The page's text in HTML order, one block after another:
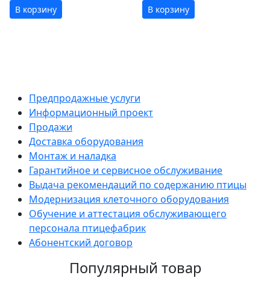
В корзину В корзину
Предпродажные услуги
Информационный проект
Продажи
Доставка оборудования
Монтаж и наладка
Гарантийное и сервисное обслуживание
Выдача рекомендаций по содержанию птицы
Модернизация клеточного оборудования
Обучение и аттестация обслуживающего
персонала птицефабрик
Абонентский договор
Популярный товар